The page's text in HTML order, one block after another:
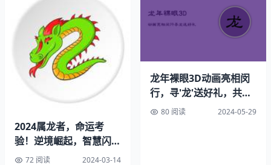
2.乐于助人的邻居
毗邻的老者为退休人士，虽然年老体衰却始终怀着热忱之
心。每次在我有需求之际，他都毫不犹豫地施以援手。无论
是修缮家具或电气设备，皆能助我迎刃而解难题。
3.体贴入微的朋友
尽管平日里的行径低调质朴，然而每逢关键之时总有他陪伴
身边，给予温馨与鼓舞。不论在工作中面临挑战，或是遭遇
2024属龙者，命运考
验！逆境崛起，智慧闪
耀，人际关系关键
72 阅读 2024-03-14
龙年裸眼3D动画亮相闵
行，寻'龙'送好礼，共庆
鸿运年
80 阅读 2024-05-29